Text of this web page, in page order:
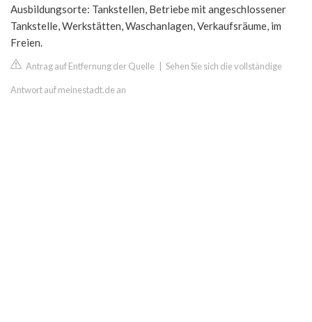
Ausbildungsorte: Tankstellen, Betriebe mit angeschlossener
Tankstelle, Werkstätten, Waschanlagen, Verkaufsräume, im
Freien.
Antrag auf Entfernung der Quelle Sehen Sie sich die vollständige
Antwort auf meinestadt.de an